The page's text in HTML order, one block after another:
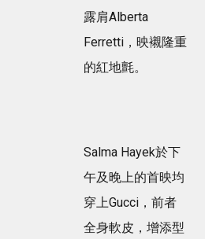
露肩Alberta
Ferretti，映襯隆重
的紅地氈。
Salma Hayek於下
午及晚上的首映均
穿上Gucci，前者
全身軟皮，增添型